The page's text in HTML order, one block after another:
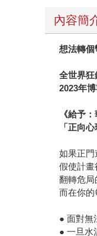
內容簡
想法轉個
全世界狂
2023年
《給予
「正向
如果正門
假使計畫
翻轉危局
而在你的
● 面對無
● 一旦水